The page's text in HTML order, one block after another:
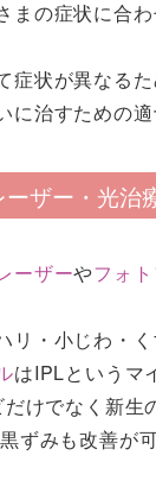
の症状に合
状が異なる
治すための適
ーザー・光治
ーザーやフォ
リ・小じわ・
はIPLというマ
けでなく新
ずみも改善